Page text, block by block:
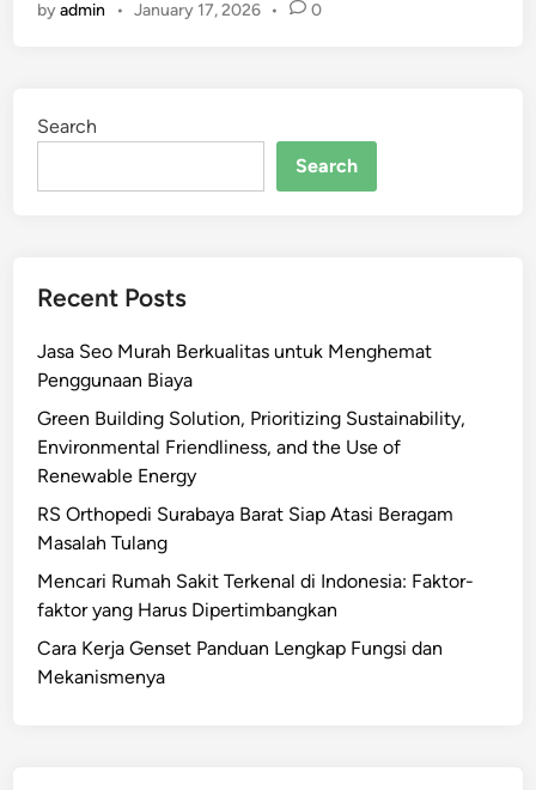
byadmin • January 17, 2026 • 0
Search
Search
Recent Posts
Jasa Seo Murah Berkualitas untuk Menghemat
Penggunaan Biaya
Green Building Solution, Prioritizing Sustainability,
Environmental Friendliness, and the Use of
Renewable Energy
RS Orthopedi Surabaya Barat Siap Atasi Beragam
Masalah Tulang
Mencari Rumah Sakit Terkenal di Indonesia: Faktor-
faktor yang Harus Dipertimbangkan
Cara Kerja Genset Panduan Lengkap Fungsi dan
Mekanismenya